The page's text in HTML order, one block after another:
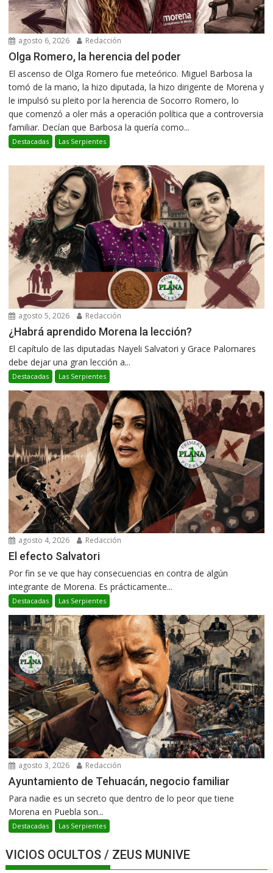
agosto 6, 2026 Redacción
Olga Romero, la herencia del poder
El ascenso de Olga Romero fue meteórico. Miguel Barbosa la
tomó de la mano, la hizo diputada, la hizo dirigente de Morena y
le impulsó su pleito por la herencia de Socorro Romero, lo
que comenzó a oler más a operación política que a controversia
familiar. Decían que Barbosa la quería como...
Destacadas Las Serpientes
agosto 5, 2026 Redacción
¿Habrá aprendido Morena la lección?
El capítulo de las diputadas Nayeli Salvatori y Grace Palomares
debe dejar una gran lección a...
Destacadas Las Serpientes
agosto 4, 2026 Redacción
El efecto Salvatori
Por fin se ve que hay consecuencias en contra de algún
integrante de Morena. Es prácticamente...
Destacadas Las Serpientes
agosto 3, 2026 Redacción
Ayuntamiento de Tehuacán, negocio familiar
Para nadie es un secreto que dentro de lo peor que tiene
Morena en Puebla son...
Destacadas Las Serpientes
VICIOS OCULTOS / ZEUS MUNIVE